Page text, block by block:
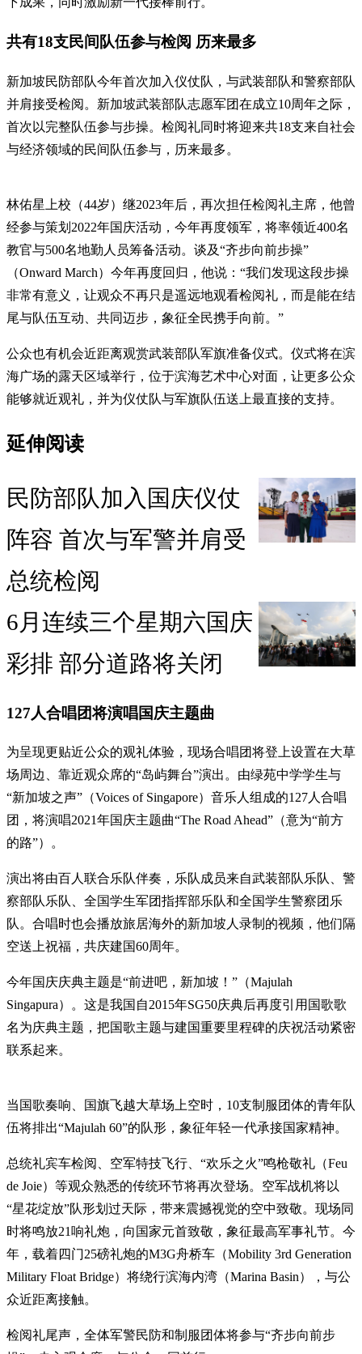
共有18支民间队伍参与检阅 历来最多
新加坡民防部队今年首次加入仪仗队，与武装部队和警察部队
并肩接受检阅。新加坡武装部队志愿军团在成立10周年之际，
首次以完整队伍参与步操。检阅礼同时将迎来共18支来自社会
与经济领域的民间队伍参与，历来最多。
林佑星上校（44岁）继2023年后，再次担任检阅礼主席，他曾
经参与策划2022年国庆活动，今年再度领军，将率领近400名
教官与500名地勤人员筹备活动。谈及“齐步向前步操”
（Onward March）今年再度回归，他说：“我们发现这段步操
非常有意义，让观众不再只是遥远地观看检阅礼，而是能在结
尾与队伍互动、共同迈步，象征全民携手向前。”
公众也有机会近距离观赏武装部队军旗准备仪式。仪式将在滨
海广场的露天区域举行，位于滨海艺术中心对面，让更多公众
能够就近观礼，并为仪仗队与军旗队伍送上最直接的支持。
延伸阅读
民防部队加入国庆仪仗
阵容 首次与军警并肩受
总统检阅
6月连续三个星期六国庆
彩排 部分道路将关闭
127人合唱团将演唱国庆主题曲
为呈现更贴近公众的观礼体验，现场合唱团将登上设置在大草
场周边、靠近观众席的“岛屿舞台”演出。由绿苑中学学生与
“新加坡之声”（Voices of Singapore）音乐人组成的127人合唱
团，将演唱2021年国庆主题曲“The Road Ahead”（意为“前方
的路”）。
演出将由百人联合乐队伴奏，乐队成员来自武装部队乐队、警
察部队乐队、全国学生军团指挥部乐队和全国学生警察团乐
队。合唱时也会播放旅居海外的新加坡人录制的视频，他们隔
空送上祝福，共庆建国60周年。
今年国庆庆典主题是“前进吧，新加坡！”（Majulah
Singapura）。这是我国自2015年SG50庆典后再度引用国歌歌
名为庆典主题，把国歌主题与建国重要里程碑的庆祝活动紧密
联系起来。
当国歌奏响、国旗飞越大草场上空时，10支制服团体的青年队
伍将排出“Majulah 60”的队形，象征年轻一代承接国家精神。
总统礼宾车检阅、空军特技飞行、“欢乐之火”鸣枪敬礼（Feu
de Joie）等观众熟悉的传统环节将再次登场。空军战机将以
“星花绽放”队形划过天际，带来震撼视觉的空中致敬。现场同
时将鸣放21响礼炮，向国家元首致敬，象征最高军事礼节。今
年，载着四门25磅礼炮的M3G舟桥车（Mobility 3rd Generation
Military Float Bridge）将绕行滨海内湾（Marina Basin），与公
众近距离接触。
检阅礼尾声，全体军警民防和制服团体将参与“齐步向前步